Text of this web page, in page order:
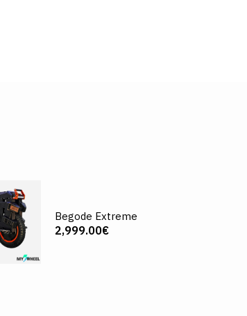
Begode Extreme
2,999.00€